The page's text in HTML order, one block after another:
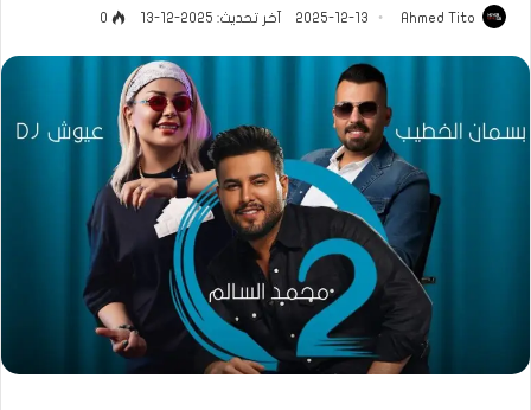
Ahmed Tito
2025-12-13 آخر تحديث: 2025-12-13 0